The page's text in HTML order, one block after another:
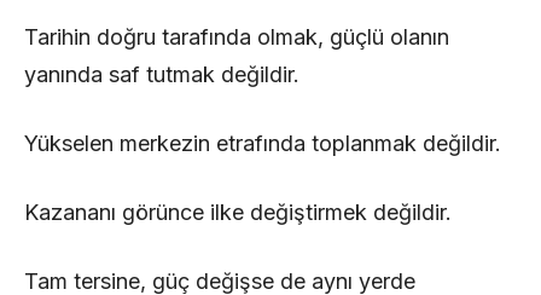
Tarihin doğru tarafında olmak, güçlü olanın
yanında saf tutmak değildir.
Yükselen merkezin etrafında toplanmak değildir.
Kazananı görünce ilke değiştirmek değildir.
Tam tersine, güç değişse de aynı yerde